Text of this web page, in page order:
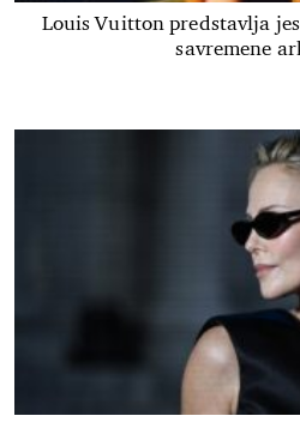
Louis Vuitton predstavlja
savremene